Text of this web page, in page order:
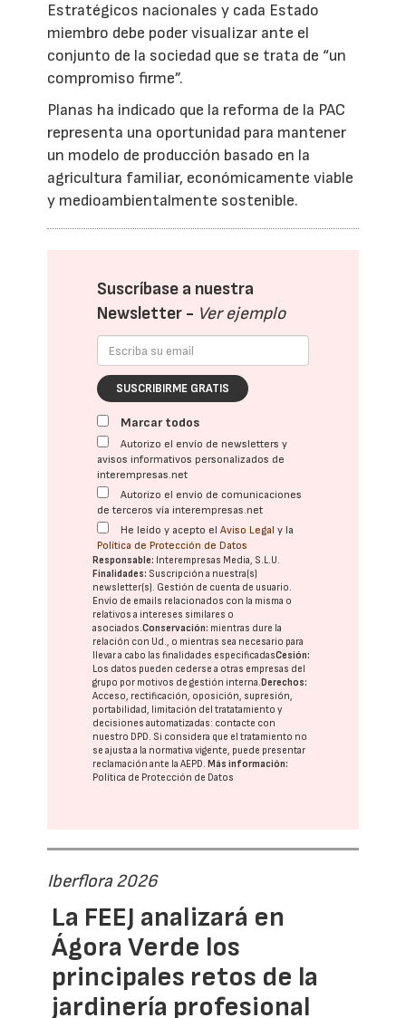
Estratégicos nacionales y cada Estado
miembro debe poder visualizar ante el
conjunto de la sociedad que se trata de “un
compromiso firme”.
Planas ha indicado que la reforma de la PAC
representa una oportunidad para mantener
un modelo de producción basado en la
agricultura familiar, económicamente viable
y medioambientalmente sostenible.
Suscríbase a nuestra
Newsletter - Ver ejemplo
SUSCRIBIRME GRATIS
Marcar todos
Autorizo el envío de newsletters y
avisos informativos personalizados de
interempresas.net
Autorizo el envío de comunicaciones
de terceros vía interempresas.net
He leído y acepto elAviso Legal y la
Política de Protección de Datos
Responsable: Interempresas Media, S.L.U.
Finalidades: Suscripción a nuestra(s)
newsletter(s). Gestión de cuenta de usuario.
Envío de emails relacionados con la misma o
relativos a intereses similares o
asociados.Conservación: mientras dure la
relación con Ud., o mientras sea necesario para
llevar a cabo las finalidades especificadasCesión:
Los datos pueden cederse a otras empresas del
grupo por motivos de gestión interna. Derechos:
Acceso, rectificación, oposición, supresión,
portabilidad, limitación del tratatamiento y
decisiones automatizadas: contacte con
nuestro DPD. Si considera que el tratamiento no
se ajusta a la normativa vigente, puede presentar
reclamación ante laAEPD. Más información:
Política de Protección de Datos
Iberflora 2026
La FEEJ analizará en
Ágora Verde los
principales retos de la
jardinería profesional